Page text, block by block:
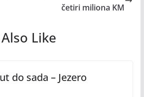
četiri miliona KM
Like
do sada – Jezero